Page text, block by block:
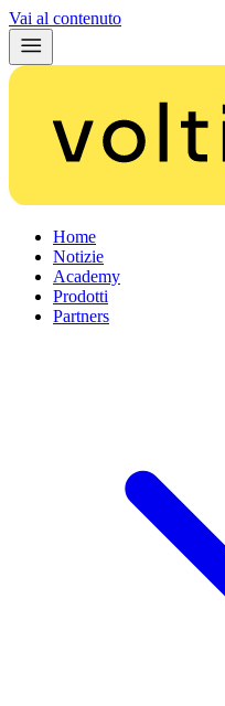
Vai al contenuto
Home
Notizie
Academy
Prodotti
Partners